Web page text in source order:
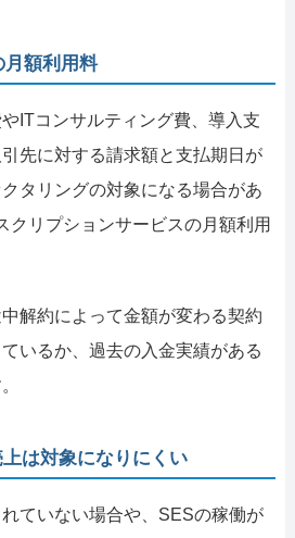
月額利用料
ITコンサルティング費、導入支
先に対する請求額と支払期日が
タリングの対象になる場合があ
クリプションサービスの月額利用
解約によって金額が変わる契約
いるか、過去の入金実績がある
は対象になりにくい
ていない場合や、SESの稼働が